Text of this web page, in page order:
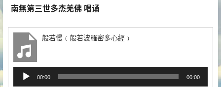
南無第三世多杰羌佛 唱诵
般若慢﹙般若波羅密多心經﹚
00:00 00:00